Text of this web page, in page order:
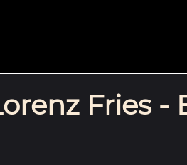
Fries -